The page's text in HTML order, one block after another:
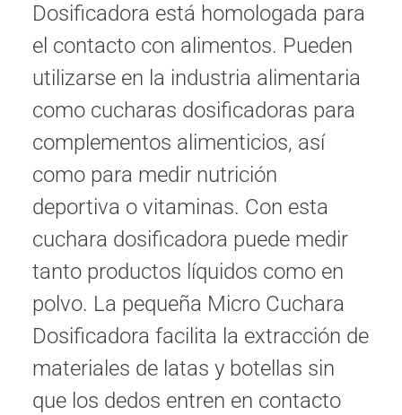
Dosificadora está homologada para
el contacto con alimentos. Pueden
utilizarse en la industria alimentaria
como cucharas dosificadoras para
complementos alimenticios, así
como para medir nutrición
deportiva o vitaminas. Con esta
cuchara dosificadora puede medir
tanto productos líquidos como en
polvo. La pequeña Micro Cuchara
Dosificadora facilita la extracción de
materiales de latas y botellas sin
que los dedos entren en contacto